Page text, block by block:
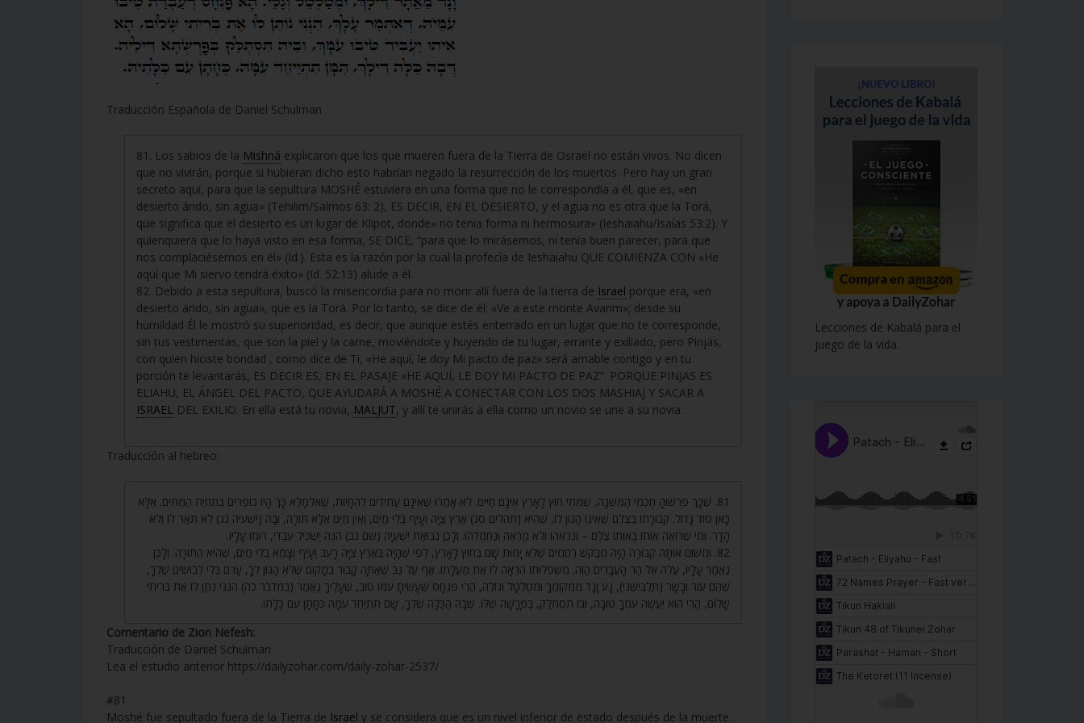
Traducción Española de Daniel Schulman
81. Los sabios de la Mishná explicaron que los que mueren fuera de la Tierra de Osrael no están vivos. No dicen
que no vivirán, porque si hubieran dicho esto habrían negado la resurrección de los muertos. Pero hay un gran
secreto aquí, para que la sepultura MOSHÉ estuviera en una forma que no le correspondía a él, que es, «en
desierto árido, sin agua» (Tehilim/Salmos 63: 2), ES DECIR, EN EL DESIERTO, y el agua no es otra que la Torá,
que significa que el desierto es un lugar de Klipot, donde» no tenía forma ni hermosura» (Ieshaiahu/Isaías 53:2). Y
quienquiera que lo haya visto en esa forma, SE DICE, “para que lo mirásemos, ni tenía buen parecer, para que
nos complaciésemos en él» (Id.). Esta es la razón por la cual la profecía de Ieshaiahu QUE COMIENZA CON «He
aquí que Mi siervo tendrá éxito» (Id. 52:13) alude a él.
82. Debido a esta sepultura, buscó la misericordia para no morir allí fuera de la tierra de Israel porque era, «en
desierto árido, sin agua», que es la Torá. Por lo tanto, se dice de él: «Ve a este monte Avarim»; desde su
humildad Él le mostró su superioridad, es decir, que aunque estés enterrado en un lugar que no te corresponde,
sin tus vestimentas, que son la piel y la carne, moviéndote y huyendo de tu lugar, errante y exiliado, pero Pinjás,
con quien hiciste bondad , como dice de Ti, «He aquí, le doy Mi pacto de paz» será amable contigo y en tu
porción te levantarás, ES DECIR ES, EN EL PASAJE «HE AQUÍ, LE DOY MI PACTO DE PAZ”. PORQUE PINJAS ES
ELIAHU, EL ÁNGEL DEL PACTO, QUE AYUDARÁ A MOSHÉ A CONECTAR CON LOS DOS MASHIAJ Y SACAR A
ISRAEL DEL EXILIO. En ella está tu novia, MALJUT, y allí te unirás a ella como un novio se une a su novia.
Traducción al hebreo:
81. שֶׁכָּךְ פֵּרְשׁוּהָ חַכְמֵי הַמִּשְׁנָה, שֶׁמֵּתֵי חוּץ לָאָרֶץ אֵינָם חַיִּים. לֹא אָמְרוּ שֶׁאֵינָם עֲתִידִים לְהֵחָיוֹת, שֶׁאִלְמָלֵא כָּךְ הָיוּ כוֹפְרִים בִּתְחִיַּת הַמֵּתִים. אֶלָּא
כָּאן סוֹד גָּדוֹל. קְבוּרָתוֹ בְצֶלֶם שֶׁאֵינוֹ הָגוּן לוֹ, שֶׁהִיא (תהלים סג) אֶרֶץ צִיָּה וְעָיֵף בְּלִי מַיִם, וְאֵין מַיִם אֶלָּא תּוֹרָה, וּבָהּ (ישעיה נג) לֹא תֹאַר לוֹ וְלֹא
הָדָר. וּמִי שֶׁרוֹאֶה אוֹתוֹ בְּאוֹתוֹ צֶלֶם – וְנִרְאֵהוּ וְלֹא מַרְאֶה וְנֶחְמְדֵהוּ. וְלָכֵן נְבוּאַת יְשַׁעְיָה (שם נב) הִנֵּה יַשְׂכִּיל עַבְדִּי, רוֹמֵז עָלָיו.
82. וּמִשּׁוּם אוֹתָהּ קְבוּרָה הָיָה מְבַקֵּשׁ רַחֲמִים שֶׁלֹּא יָמוּת שָׁם בְּחוּץ לָאָרֶץ, לְפִי שֶׁהָיָה בְּאֶרֶץ צִיָּה רָעֵב וְעָיֵף וְצָמֵא בְּלִי מַיִם, שֶׁהִיא הַתּוֹרָה. וְלָכֵן
נֶאֱמַר עָלָיו, עֲלֵה אֶל הַר הָעֲבָרִים הַזֶּה. מִשִּׁפְלוּתוֹ הֶרְאָה לוֹ אֶת מַעֲלָתוֹ. אַף עַל גַּב שֶׁאַתָּה קָבוּר בְּמָקוֹם שֶׁלֹּא הָגוּן לְךָ, עָרֹם בְּלִי לְבוּשִׁים שֶׁלְּךָ,
שֶׁהֵם עוֹר וּבָשָׂר (תַּלְבִּישֵׁנִי), נָע וָנָד מִמְּקוֹמְךָ וּמְטֻלְטָל וְגוֹלֶה, הֲרֵי פִּנְחָס שֶׁעָשִׂיתָ עִמּוֹ טוֹב, שֶׁעָלֶיךָ נֶאֱמַר (במדבר כה) הִנְנִי נֹתֵן לוֹ אֶת בְּרִיתִי
שָׁלוֹם, הֲרֵי הוּא יַעֲשֶׂה עִמְּךָ טוֹבָה, וּבוֹ תִסְתַּלֵּק, בַּפָּרָשָׁה שֶׁלּוֹ. שֶׁבָּהּ הַכַּלָּה שֶׁלְּךָ, שָׁם תִּתְיַחֵד עִמָּהּ כְּחָתָן עִם כַּלָּתוֹ.
Comentario de Zion Nefesh:
Traducción de Daniel Schulman
Lea el estudio anterior https://dailyzohar.com/daily-zohar-2537/
#81
Moshé fue sepultado fuera de la Tierra de Israel y se considera que es un nivel inferior de estado después de la muerte.
Lecciones de Kabalá para el
juego de la vida.